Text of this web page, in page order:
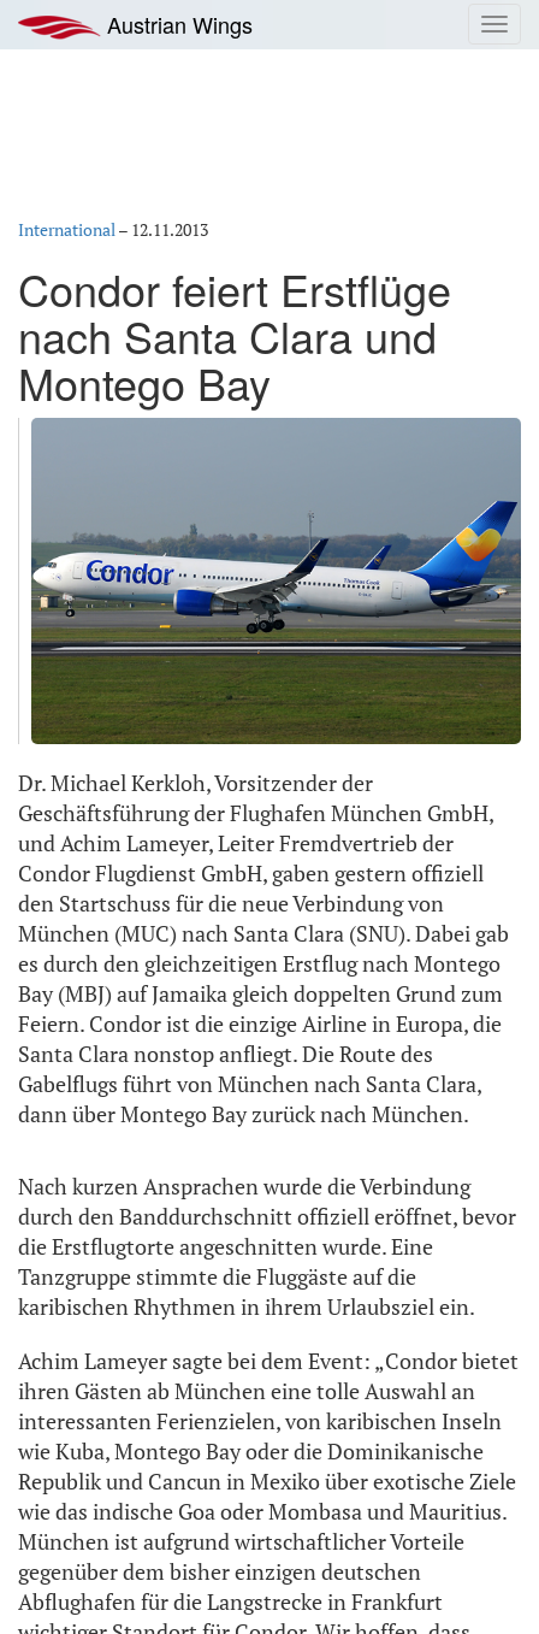
Inhalt
springen
Austrian Wings
International– 12.11.2013
Condor feiert Erstflüge
nach Santa Clara und
Montego Bay
Dr. Michael Kerkloh, Vorsitzender der
Geschäftsführung der Flughafen München GmbH,
und Achim Lameyer, Leiter Fremdvertrieb der
Condor Flugdienst GmbH, gaben gestern offiziell
den Startschuss für die neue Verbindung von
München (MUC) nach Santa Clara (SNU). Dabei gab
es durch den gleichzeitigen Erstflug nach Montego
Bay (MBJ) auf Jamaika gleich doppelten Grund zum
Feiern. Condor ist die einzige Airline in Europa, die
Santa Clara nonstop anfliegt. Die Route des
Gabelflugs führt von München nach Santa Clara,
dann über Montego Bay zurück nach München.
Nach kurzen Ansprachen wurde die Verbindung
durch den Banddurchschnitt offiziell eröffnet, bevor
die Erstflugtorte angeschnitten wurde. Eine
Tanzgruppe stimmte die Fluggäste auf die
karibischen Rhythmen in ihrem Urlaubsziel ein.
Achim Lameyer sagte bei dem Event: „Condor bietet
ihren Gästen ab München eine tolle Auswahl an
interessanten Ferienzielen, von karibischen Inseln
wie Kuba, Montego Bay oder die Dominikanische
Republik und Cancun in Mexiko über exotische Ziele
wie das indische Goa oder Mombasa und Mauritius.
München ist aufgrund wirtschaftlicher Vorteile
gegenüber dem bisher einzigen deutschen
Abflughafen für die Langstrecke in Frankfurt